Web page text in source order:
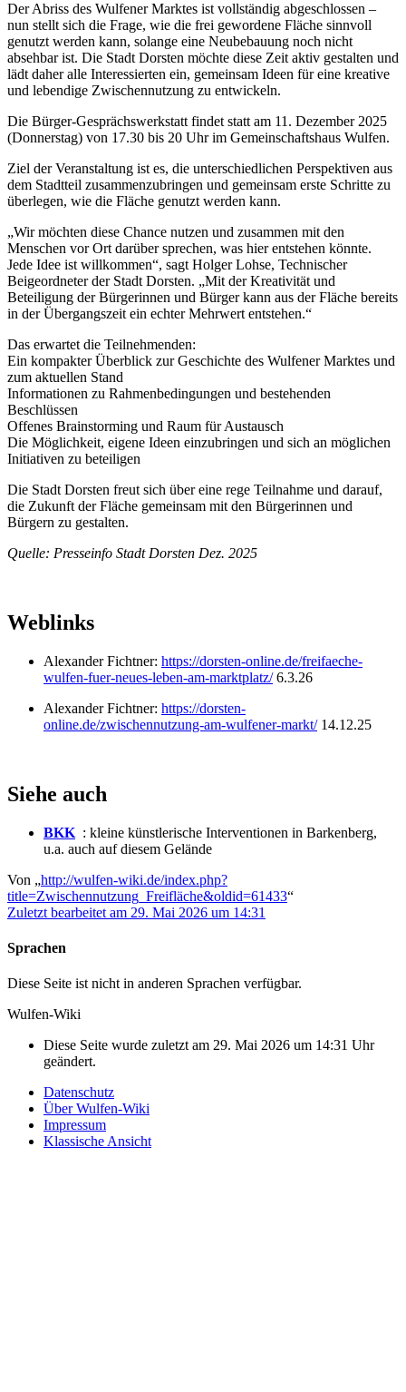
Der Abriss des Wulfener Marktes ist vollständig abgeschlossen –
nun stellt sich die Frage, wie die frei gewordene Fläche sinnvoll
genutzt werden kann, solange eine Neubebauung noch nicht
absehbar ist. Die Stadt Dorsten möchte diese Zeit aktiv gestalten und
lädt daher alle Interessierten ein, gemeinsam Ideen für eine kreative
und lebendige Zwischennutzung zu entwickeln.
Die Bürger-Gesprächswerkstatt findet statt am 11. Dezember 2025
(Donnerstag) von 17.30 bis 20 Uhr im Gemeinschaftshaus Wulfen.
Ziel der Veranstaltung ist es, die unterschiedlichen Perspektiven aus
dem Stadtteil zusammenzubringen und gemeinsam erste Schritte zu
überlegen, wie die Fläche genutzt werden kann.
„Wir möchten diese Chance nutzen und zusammen mit den
Menschen vor Ort darüber sprechen, was hier entstehen könnte.
Jede Idee ist willkommen“, sagt Holger Lohse, Technischer
Beigeordneter der Stadt Dorsten. „Mit der Kreativität und
Beteiligung der Bürgerinnen und Bürger kann aus der Fläche bereits
in der Übergangszeit ein echter Mehrwert entstehen.“
Das erwartet die Teilnehmenden:
Ein kompakter Überblick zur Geschichte des Wulfener Marktes und
zum aktuellen Stand
Informationen zu Rahmenbedingungen und bestehenden
Beschlüssen
Offenes Brainstorming und Raum für Austausch
Die Möglichkeit, eigene Ideen einzubringen und sich an möglichen
Initiativen zu beteiligen
Die Stadt Dorsten freut sich über eine rege Teilnahme und darauf,
die Zukunft der Fläche gemeinsam mit den Bürgerinnen und
Bürgern zu gestalten.
Quelle: Presseinfo Stadt Dorsten Dez. 2025
Weblinks
Alexander Fichtner: https://dorsten-online.de/freifaeche-
wulfen-fuer-neues-leben-am-marktplatz/6.3.26
Alexander Fichtner: https://dorsten-
online.de/zwischennutzung-am-wulfener-markt/14.12.25
Siehe auch
BKK : kleine künstlerische Interventionen in Barkenberg,
u.a. auch auf diesem Gelände
Von „http://wulfen-wiki.de/index.php?
title=Zwischennutzung_Freifläche&oldid=61433“
Zuletzt bearbeitet am 29. Mai 2026 um 14:31
Sprachen
Diese Seite ist nicht in anderen Sprachen verfügbar.
Wulfen-Wiki
Diese Seite wurde zuletzt am 29. Mai 2026 um 14:31 Uhr
geändert.
Datenschutz
Über Wulfen-Wiki
Impressum
Klassische Ansicht